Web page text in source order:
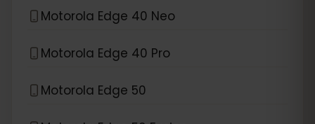
Motorola Edge 40 Neo
Motorola Edge 40 Pro
Motorola Edge 50